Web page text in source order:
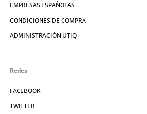
EMPRESAS ESPAÑOLAS
CONDICIONES DE COMPRA
ADMINISTRACIÓN UTIQ
Redes
FACEBOOK
TWITTER